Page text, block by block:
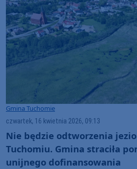
Gmina Tuchomie
czwartek, 16 kwietnia 2026, 09:13
Nie będzie odtworzenia
Tuchomiu. Gmina straciła
unijnego dofinansowania